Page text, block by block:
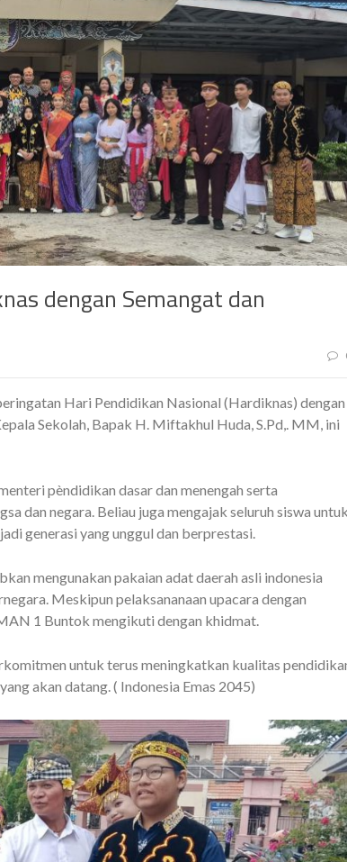
dengan Semangat dan
Hari Pendidikan Nasional (Hardiknas) dengan
Sekolah, Bapak H. Miftakhul Huda, S.Pd,. MM, ini
pèndidikan dasar dan menengah serta
dan negara. Beliau juga mengajak seluruh siswa untuk
generasi yang unggul dan berprestasi.
mengunakan pakaian adat daerah asli indonesia
Meskipun pelaksananaan upacara dengan
1 Buntok mengikuti dengan khidmat.
untuk terus meningkatkan kualitas
akan datang. ( Indonesia Emas 2045)